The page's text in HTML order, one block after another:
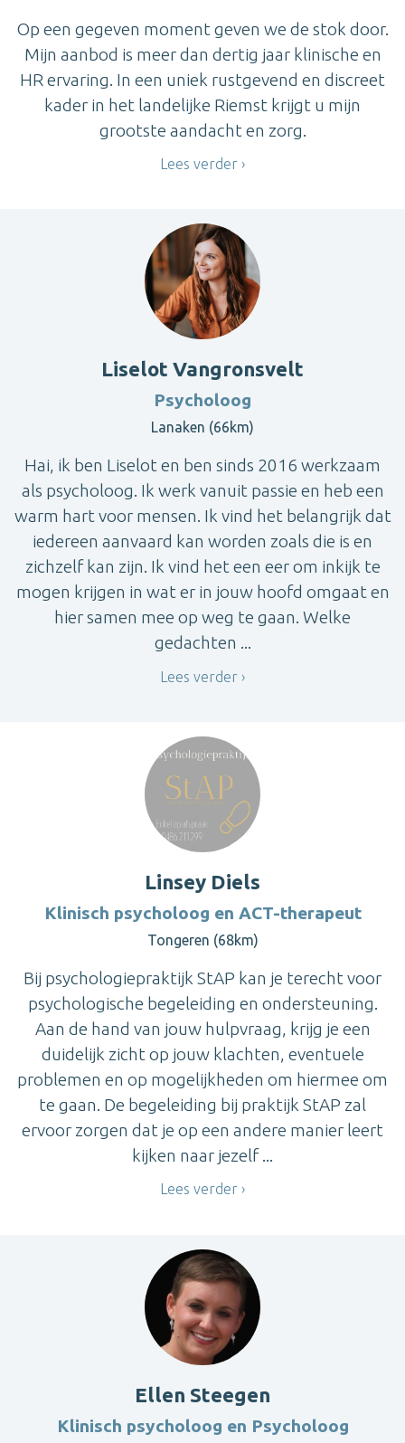
Op een gegeven moment geven we de stok door.
Mijn aanbod is meer dan dertig jaar klinische en
HR ervaring. In een uniek rustgevend en discreet
kader in het landelijke Riemst krijgt u mijn
grootste aandacht en zorg.
Lees verder
Liselot Vangronsvelt
Psycholoog
Lanaken (66km)
Hai, ik ben Liselot en ben sinds 2016 werkzaam
als psycholoog. Ik werk vanuit passie en heb een
warm hart voor mensen. Ik vind het belangrijk dat
iedereen aanvaard kan worden zoals die is en
zichzelf kan zijn. Ik vind het een eer om inkijk te
mogen krijgen in wat er in jouw hoofd omgaat en
hier samen mee op weg te gaan. Welke
gedachten ...
Lees verder
Linsey Diels
Klinisch psycholoog en ACT-therapeut
Tongeren (68km)
Bij psychologiepraktijk StAP kan je terecht voor
psychologische begeleiding en ondersteuning.
Aan de hand van jouw hulpvraag, krijg je een
duidelijk zicht op jouw klachten, eventuele
problemen en op mogelijkheden om hiermee om
te gaan. De begeleiding bij praktijk StAP zal
ervoor zorgen dat je op een andere manier leert
kijken naar jezelf ...
Lees verder
Ellen Steegen
Klinisch psycholoog en Psycholoog